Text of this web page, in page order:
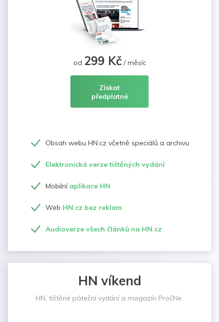
od 299 Kč/ měsíc
Získat
předplatné
Obsah webu HN.cz včetně speciálů a archivu
Elektronická verze tištěných vydání
Mobilní aplikace HN
Web HN.cz bez reklam
Audioverze všech článků na HN.cz
HN víkend
HN, tištěné páteční vydání a magazín PročNe.